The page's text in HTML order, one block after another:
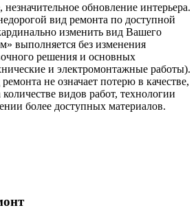
обновление интерьера.
вид ремонта по доступной
изменить вид Вашего
выполняется без изменения
решения и основных
и электромонтажные работы).
не означает потерю в качестве,
видов работ, технологии
более доступных материалов.